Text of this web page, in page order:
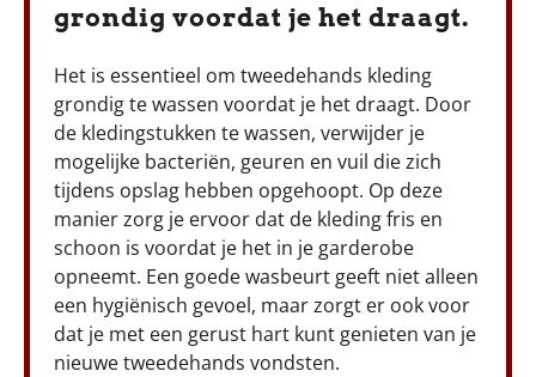
grondig voordat je het draagt.
Het is essentieel om tweedehands kleding
grondig te wassen voordat je het draagt. Door
de kledingstukken te wassen, verwijder je
mogelijke bacteriën, geuren en vuil die zich
tijdens opslag hebben opgehoopt. Op deze
manier zorg je ervoor dat de kleding fris en
schoon is voordat je het in je garderobe
opneemt. Een goede wasbeurt geeft niet alleen
een hygiënisch gevoel, maar zorgt er ook voor
dat je met een gerust hart kunt genieten van je
nieuwe tweedehands vondsten.